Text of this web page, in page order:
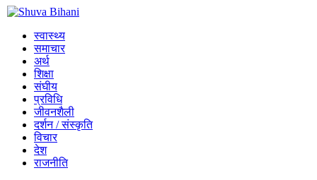
स्वास्थ्य
समाचार
अर्थ
शिक्षा
संघीय
प्रविधि
जीवनशैली
दर्शन / संस्कृति
विचार
देश
राजनीति